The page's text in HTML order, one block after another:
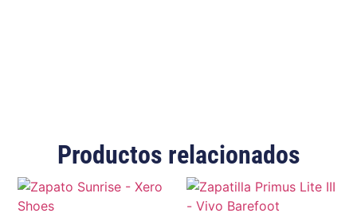
Productos relacionados